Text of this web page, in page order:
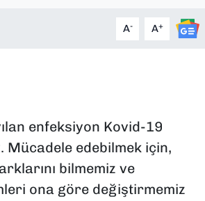
A- A+
enfeksiyon Kovid-19
Mücadele edebilmek için,
bilmemiz ve
ona göre değiştirmemiz